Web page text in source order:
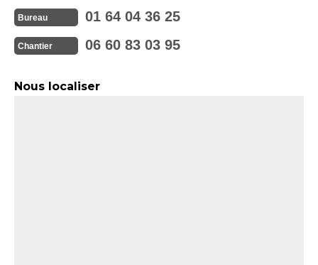
Bureau 01 64 04 36 25
Chantier 06 60 83 03 95
Nous localiser